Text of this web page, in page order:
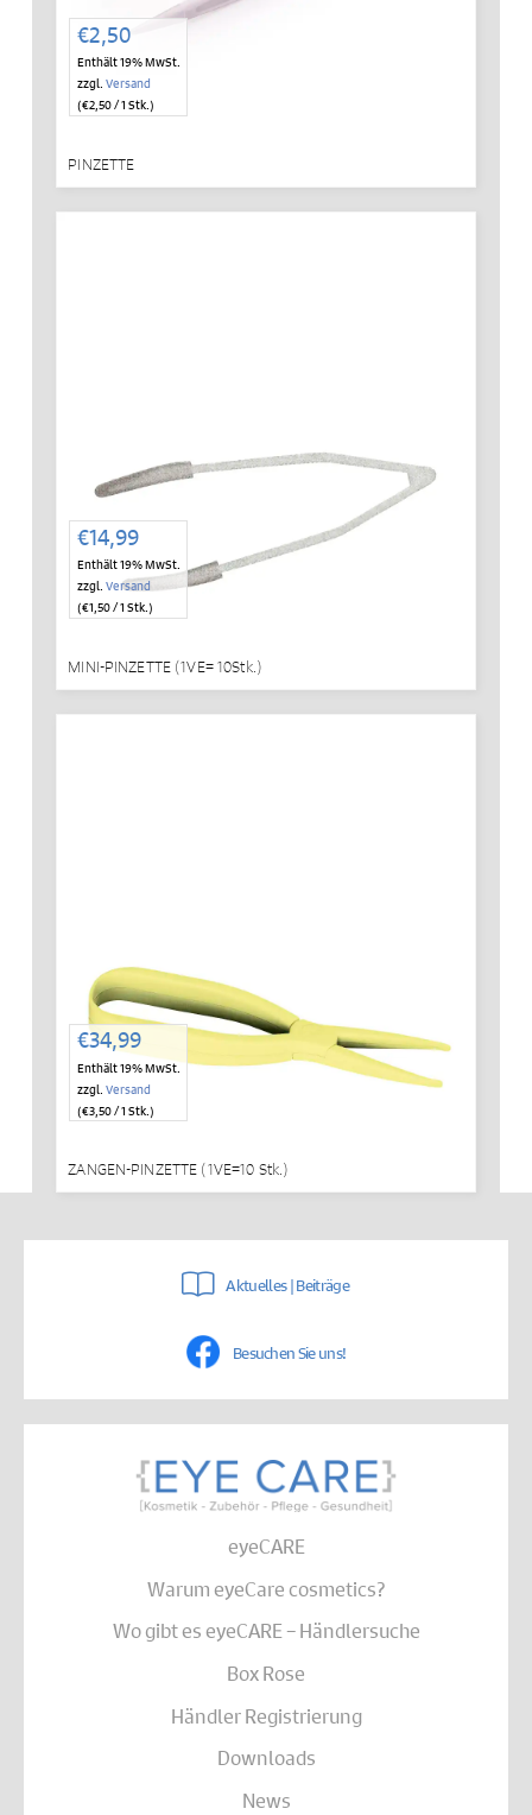
€2,50
Enthält 19% MwSt.
zzgl. Versand
(€2,50/ 1 Stk.)
PINZETTE
€14,99
Enthält 19% MwSt.
zzgl. Versand
(€1,50/ 1 Stk.)
MINI-PINZETTE (1VE= 10Stk.)
€34,99
Enthält 19% MwSt.
zzgl. Versand
(€3,50/ 1 Stk.)
ZANGEN-PINZETTE (1VE=10 Stk.)
Aktuelles | Beiträge
Besuchen Sie uns!
eyeCARE
Warum eyeCare cosmetics?
Wo gibt es eyeCARE – Händlersuche
Box Rose
Händler Registrierung
Downloads
News